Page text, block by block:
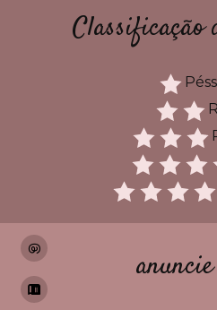
Classificação